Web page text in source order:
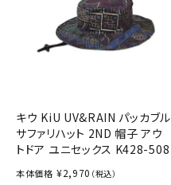
キウ KiU UV&RAIN パッカブル
サファリハット 2ND 帽子 アウ
トドア ユニセックス K428-508
本体価格 ¥2,970 （税込）